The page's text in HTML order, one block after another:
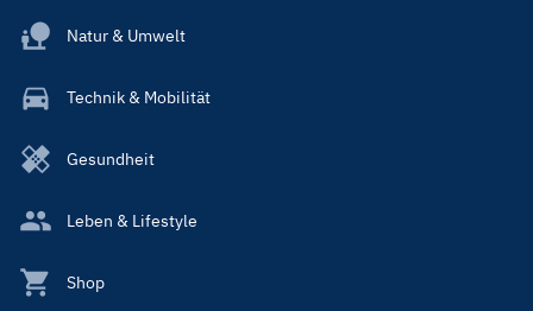
Natur & Umwelt
Technik & Mobilität
Gesundheit
Leben & Lifestyle
Shop